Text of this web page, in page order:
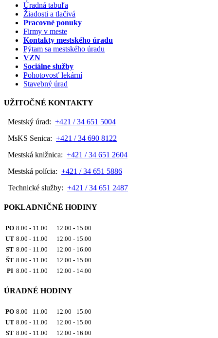
Úradná tabuľa
Žiadosti a tlačivá
Pracovné ponuky
Firmy v meste
Kontakty mestského úradu
Pýtam sa mestského úradu
VZN
Sociálne služby
Pohotovosť lekární
Stavebný úrad
UŽITOČNÉ KONTAKTY
Mestský úrad: +421 / 34 651 5004
MsKS Senica: +421 / 34 690 8122
Mestská knižnica: +421 / 34 651 2604
Mestská polícia: +421 / 34 651 5886
Technické služby: +421 / 34 651 2487
POKLADNIČNÉ HODINY
PO 8.00 - 11.00 12.00 - 15.00
UT 8.00 - 11.00 12.00 - 15.00
ST 8.00 - 11.00 12.00 - 16.00
ŠT 8.00 - 11.00 12.00 - 15.00
PI 8.00 - 11.00 12.00 - 14.00
ÚRADNÉ HODINY
PO 8.00 - 11.00 12.00 - 15.00
UT 8.00 - 11.00 12.00 - 15.00
ST 8.00 - 11.00 12.00 - 16.00